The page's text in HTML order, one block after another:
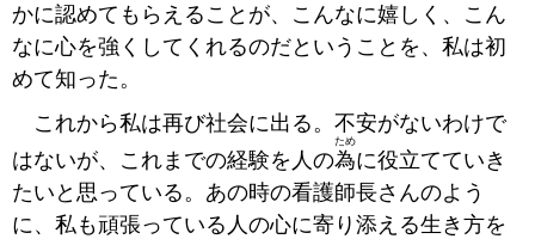
かに認めてもらえることが、こんなに嬉しく、こん
なに心を強くしてくれるのだということを、私は初
めて知った。
これから私は再び社会に出る。不安がないわけで
はないが、これまでの経験を人の為
ため
に役立てていき
たいと思っている。あの時の看護師長さんのよう
に、私も頑張っている人の心に寄り添える生き方を